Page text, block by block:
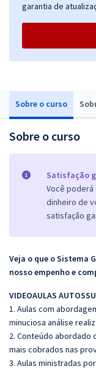
Sobre o curso
Sobre o curso
Satisfação
Você
dinheiro de
satisfação
Veja o que o Sistema
nosso empenho e
VIDEOAULAS
1. Aulas com
minuciosa análise
2. Conteúdo
mais cobrados nas
3. Aulas ministradas
garantia de